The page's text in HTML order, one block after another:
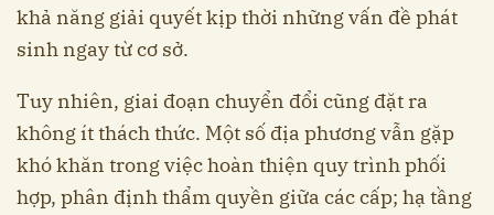
khả năng giải quyết kịp thời những vấn đề phát
sinh ngay từ cơ sở.
Tuy nhiên, giai đoạn chuyển đổi cũng đặt ra
không ít thách thức. Một số địa phương vẫn gặp
khó khăn trong việc hoàn thiện quy trình phối
hợp, phân định thẩm quyền giữa các cấp; hạ tầng